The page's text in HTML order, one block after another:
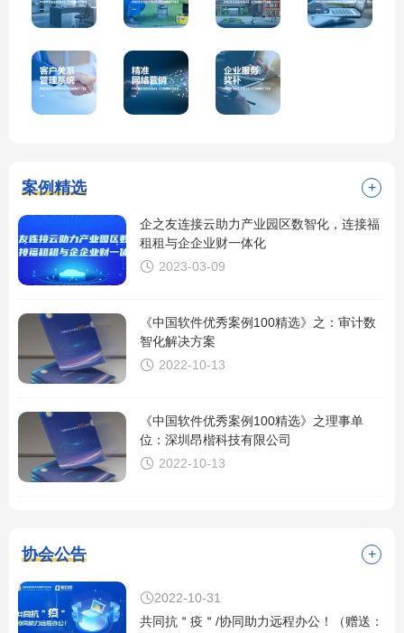
案例精选 +
企之友连接云助力产业园区数智化，连接福
租租与企企业财一体化
 2023-03-09
《中国软件优秀案例100精选》之：审计数
智化解决方案
 2022-10-13
《中国软件优秀案例100精选》之理事单
位：深圳昂楷科技有限公司
 2022-10-13
协会公告 +
2022-10-31
共同抗＂疫＂/协同助力远程办公！（赠送：